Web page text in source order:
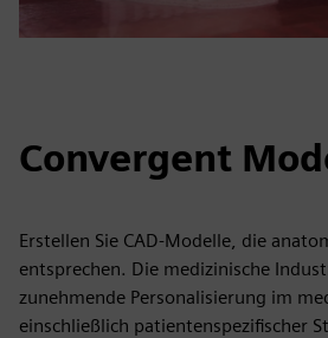
Convergent
Erstellen Sie CAD-Modelle, die
entsprechen. Die medizinische
zunehmende Personalisierung im
einschließlich patientenspezifischer